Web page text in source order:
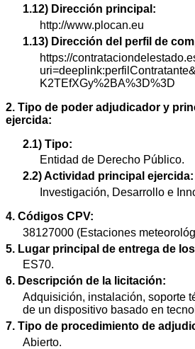
1.12) Dirección principal:
http://www.plocan.eu
1.13) Dirección del perfil de
https://
K2TEfXGy%2BA%3D%3D
2. Tipo de poder adjudicador y
ejercida:
2.1) Tipo:
Entidad de Derecho Público.
2.2) Actividad principal ejercida:
Investigación, Desarrollo e
4. Códigos CPV:
38127000 (Estaciones
5. Lugar principal de entrega de
ES70.
6. Descripción de la licitación:
Adquisición, instalación, soporte
de un dispositivo basado en
7. Tipo de procedimiento de
Abierto.